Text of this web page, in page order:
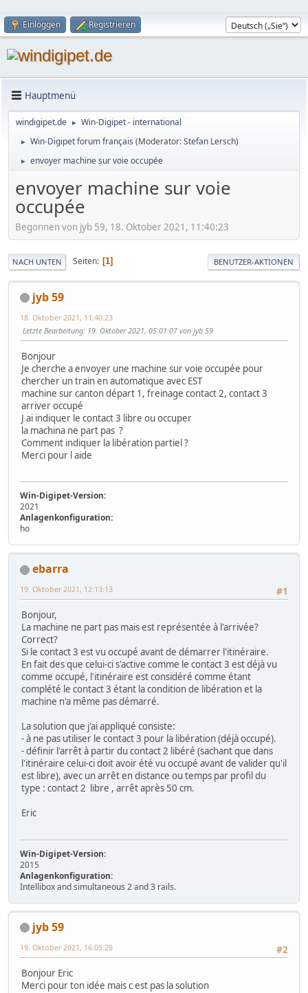
Einloggen Registrieren
Hauptmenü
windigipet.de ► Win-Digipet - international
► Win-Digipet forum français (Moderator:Stefan Lersch)
► envoyer machine sur voie occupée
envoyer machine sur voie
occupée
Begonnen von jyb 59, 18. Oktober 2021, 11:40:23
NACH UNTEN Seiten 1 BENUTZER-AKTIONEN
jyb 59
18. Oktober 2021, 11:40:23
Letzte Bearbeitung: 19. Oktober 2021, 05:01:07 von jyb 59
Bonjour
Je cherche a envoyer une machine sur voie occupée pour
chercher un train en automatique avec EST
machine sur canton départ 1, freinage contact 2, contact 3
arriver occupé
J ai indiquer le contact 3 libre ou occuper
la machina ne part pas ?
Comment indiquer la libération partiel ?
Merci pour l aide
Win-Digipet-Version:
2021
Anlagenkonfiguration:
ho
ebarra
#1
19. Oktober 2021, 12:13:13
Bonjour,
La machine ne part pas mais est représentée à l'arrivée?
Correct?
Si le contact 3 est vu occupé avant de démarrer l'itinéraire.
En fait des que celui-ci s'active comme le contact 3 est déjà vu
comme occupé, l'itinéraire est considéré comme étant
complété le contact 3 étant la condition de libération et la
machine n'a même pas démarré.
La solution que j'ai appliqué consiste:
- à ne pas utiliser le contact 3 pour la libération (déjà occupé).
- définir l'arrêt à partir du contact 2 libéré (sachant que dans
l'itinéraire celui-ci doit avoir été vu occupé avant de valider qu'il
est libre), avec un arrêt en distance ou temps par profil du
type : contact 2 libre , arrêt après 50 cm.
Eric
Win-Digipet-Version:
2015
Anlagenkonfiguration:
Intellibox and simultaneous 2 and 3 rails.
jyb 59
#2
19. Oktober 2021, 16:05:28
Bonjour Eric
Merci pour ton idée mais c est pas la solution